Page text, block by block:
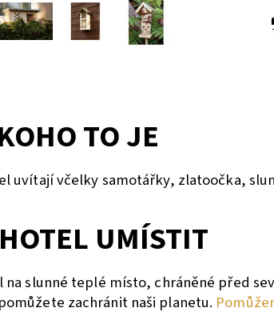
TO JE
uvítají včelky samotářky, zlatoočka,
UMÍSTIT
na slunné teplé místo, chráněné před
zachránit naši planetu.